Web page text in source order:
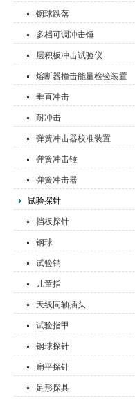
钢球跌落
多档可调冲击锤
层积板冲击试验仪
熔断器撞击能量检验装置
垂直冲击
耐冲击
弹簧冲击器校准装置
弹簧冲击锤
弹簧冲击器
试验探针
挡板探针
钢球
试验销
儿童指
天线同轴插头
试验指甲
钢球探针
扁平探针
足形探具